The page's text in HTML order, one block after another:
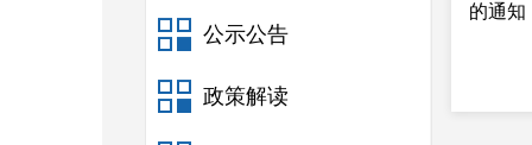
公示公告
政策解读
的通知